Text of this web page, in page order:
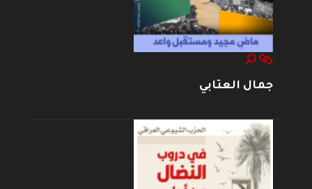
جمال العتابي